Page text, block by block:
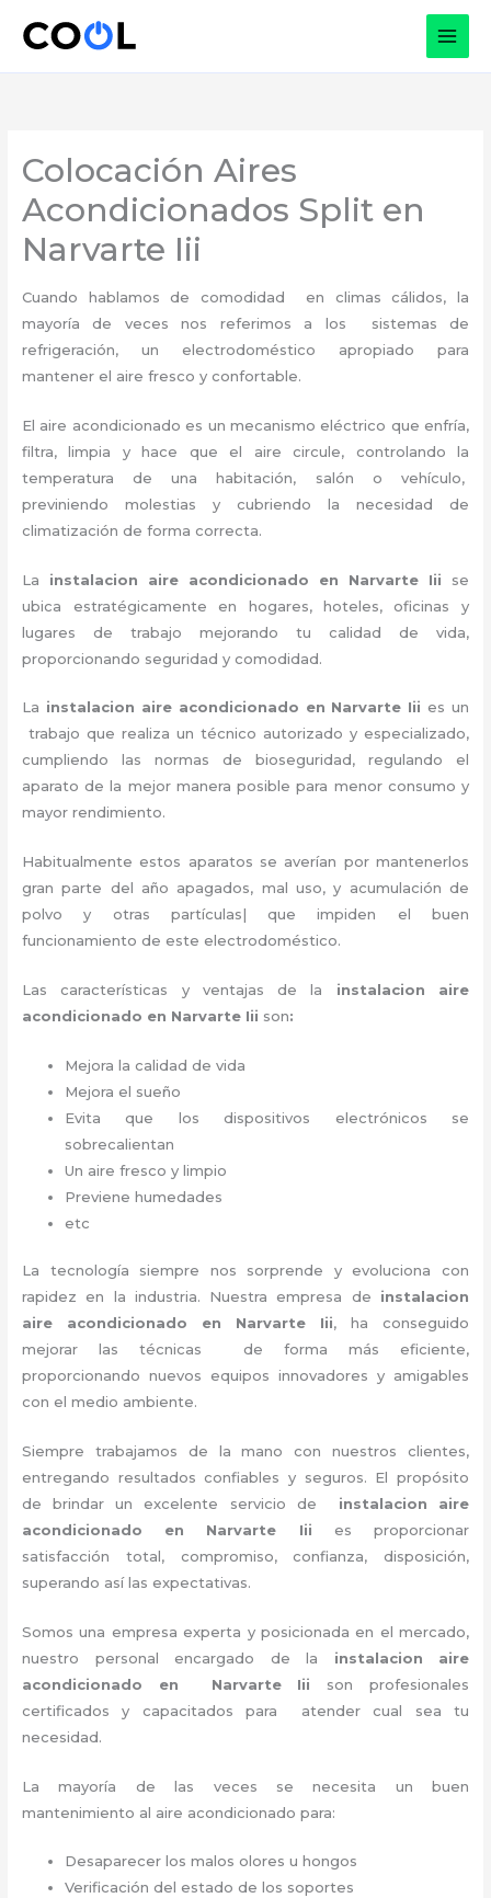
Colocación Aires
Acondicionados Split en
Narvarte Iii
Cuando hablamos de comodidad en climas cálidos, la
mayoría de veces nos referimos a los sistemas de
refrigeración, un electrodoméstico apropiado para
mantener el aire fresco y confortable.
El aire acondicionado es un mecanismo eléctrico que enfría,
filtra, limpia y hace que el aire circule, controlando la
temperatura de una habitación, salón o vehículo,
previniendo molestias y cubriendo la necesidad de
climatización de forma correcta.
La instalacion aire acondicionado en Narvarte Iii se
ubica estratégicamente en hogares, hoteles, oficinas y
lugares de trabajo
mejorando tu calidad de vida,
proporcionando seguridad y comodidad.
La instalacion aire acondicionado en Narvarte Iii es un
trabajo que realiza un técnico autorizado y especializado,
cumpliendo las normas de bioseguridad, regulando el
aparato de la mejor manera posible para menor consumo y
mayor rendimiento.
Habitualmente estos aparatos se averían por mantenerlos
gran parte del año apagados, mal uso, y acumulación de
polvo y otras partículas| que impiden el buen
funcionamiento de este electrodoméstico.
Las características y ventajas de la instalacion aire
acondicionado en Narvarte Iii son:
Mejora la calidad de vida
Mejora el sueño
Evita que los dispositivos electrónicos se
sobrecalientan
Un aire fresco y limpio
Previene humedades
etc
La tecnología siempre nos sorprende y evoluciona con
rapidez en la industria. Nuestra empresa de instalacion
aire acondicionado en Narvarte Iii, ha conseguido
mejorar las técnicas de forma más eficiente,
proporcionando nuevos equipos innovadores y amigables
con el medio ambiente.
Siempre trabajamos de la mano con nuestros clientes,
entregando resultados confiables y seguros. El propósito
de brindar un excelente servicio de instalacion aire
acondicionado en Narvarte Iii
es proporcionar
satisfacción total, compromiso, confianza, disposición,
superando así las expectativas.
Somos una empresa experta y posicionada en el mercado,
nuestro personal encargado de la instalacion aire
acondicionado en Narvarte Iii
son profesionales
certificados y capacitados para atender cual sea tu
necesidad.
La mayoría de las veces se necesita un buen
mantenimiento al aire acondicionado para:
Desaparecer los malos olores u hongos
Verificación del estado de los soportes